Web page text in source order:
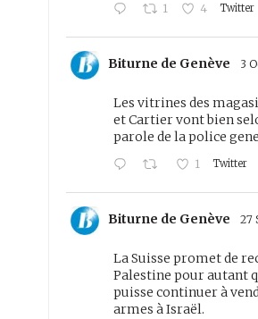
1 4 Twitter
Biturne de Genève 3
Les vitrines des
et Cartier vont bien
parole de la police
1 Twitter
Biturne de Genève 27
La Suisse promet de
Palestine pour autant
puisse continuer à
armes à Israël.